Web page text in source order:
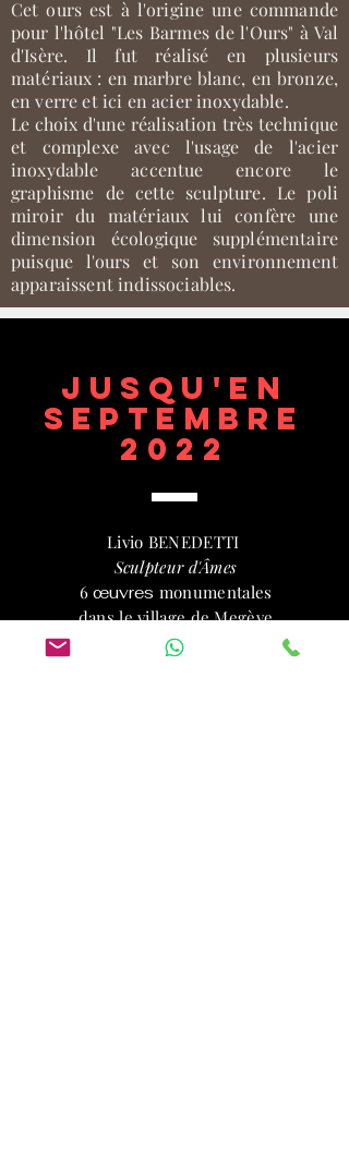
Cet ours est à l'origine une commande
pour l'hôtel "Les Barmes de l'Ours" à Val
d'Isère. Il fut réalisé en plusieurs
matériaux : en marbre blanc, en bronze,
en verre et ici en acier inoxydable.
Le choix d'une réalisation très technique
et complexe avec l'usage de l'acier
inoxydable accentue encore le
graphisme de cette sculpture. Le poli
miroir du matériaux lui confère une
dimension écologique supplémentaire
puisque l'ours et son environnement
apparaissent indissociables.
JUSQU'EN
SEPTEMBRe
2022
Livio BENEDETTI
Sculpteur d'Âmes
6œuvres monumentales
dans le village de Megève